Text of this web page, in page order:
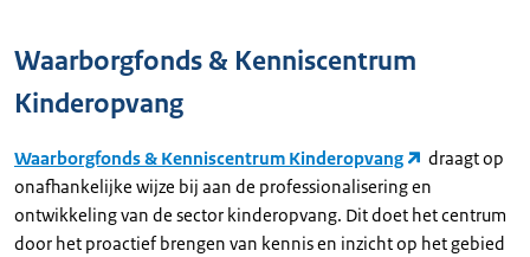
Waarborgfonds & Kenniscentrum
Kinderopvang
Waarborgfonds & Kenniscentrum Kinderopvang
draagt op
onafhankelijke wijze bij aan de professionalisering en
ontwikkeling van de sector kinderopvang. Dit doet het centrum
door het proactief brengen van kennis en inzicht op het gebied